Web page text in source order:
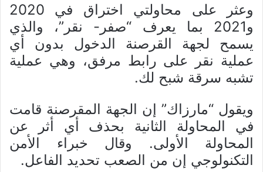
وعثر على محاولتي اختراق في 2020
و2021 بما يعرف “صفر- نقر”، والذي
يسمح لجهة القرصنة الدخول بدون أي
عملية نقر على رابط مرفق، وهي عملية
تشبه سرقة شبح لك.
ويقول “مارزاك” إن الجهة المقرصنة قامت
في المحاولة الثانية بحذف أي أثر عن
المحاولة الأولى. وقال خبراء الأمن
التكنولوجي إن من الصعب تحديد الفاعل.